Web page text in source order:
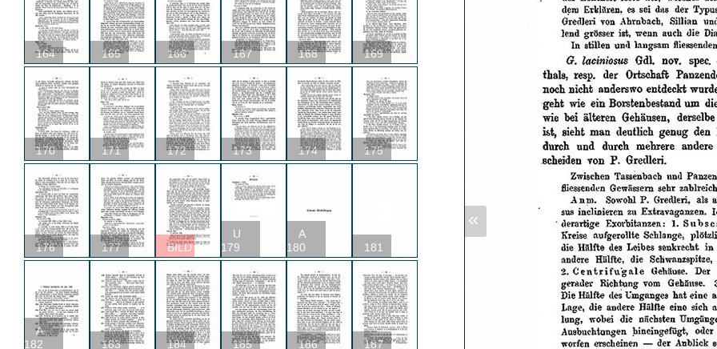
164 165 166 167 168 169
170 171 172 173 174 175
176 177 BILD
U
179
A
180
181
A
182
183 184 185 186 187
«